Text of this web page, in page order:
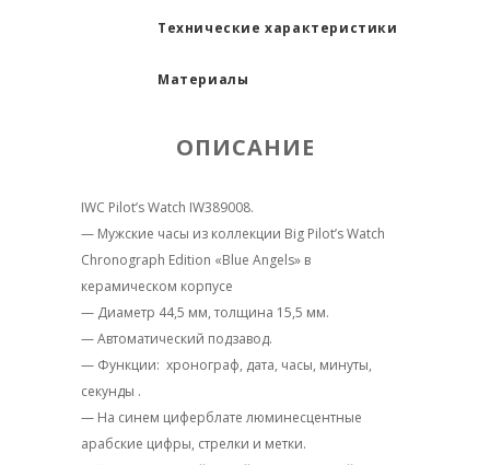
Технические характеристики
Материалы
ОПИСАНИЕ
IWC Pilot’s Watch IW389008.
— Мужские часы из коллекции Big Pilot’s Watch
Chronograph Edition «Blue Angels» в
керамическом корпусе
— Диаметр 44,5 мм, толщина 15,5 мм.
— Автоматический подзавод.
— Функции: хронограф, дата, часы, минуты,
секунды .
— На синем циферблате люминесцентные
арабские цифры, стрелки и метки.